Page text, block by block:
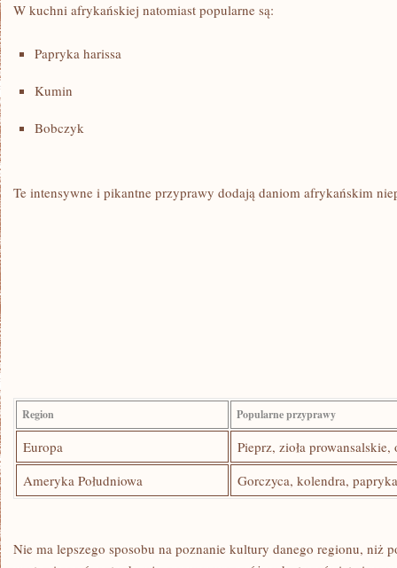
W‌ kuchni afrykańskiej‌ natomiast⁣ popularne są:
Papryka harissa
Kumin
Bobczyk
Te intensywne i pikantne przyprawy dodają daniom afrykańskim
Region Popularne przyprawy
Europa
Pieprz, zioła prowansalskie,
Ameryka Południowa
Gorczyca, kolendra,
Nie ma lepszego⁢ sposobu na poznanie⁣ kultury danego regionu, niż